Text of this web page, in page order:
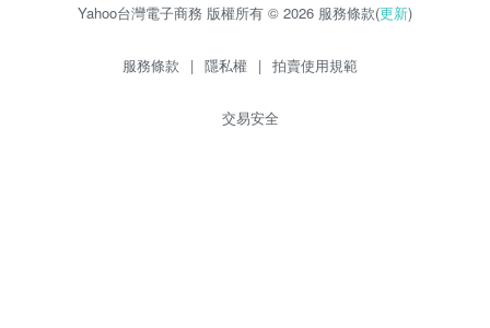
Yahoo台灣電子商務 版權所有 © 2026 服務條款(更新)
服務條款 | 隱私權 | 拍賣使用規範
交易安全